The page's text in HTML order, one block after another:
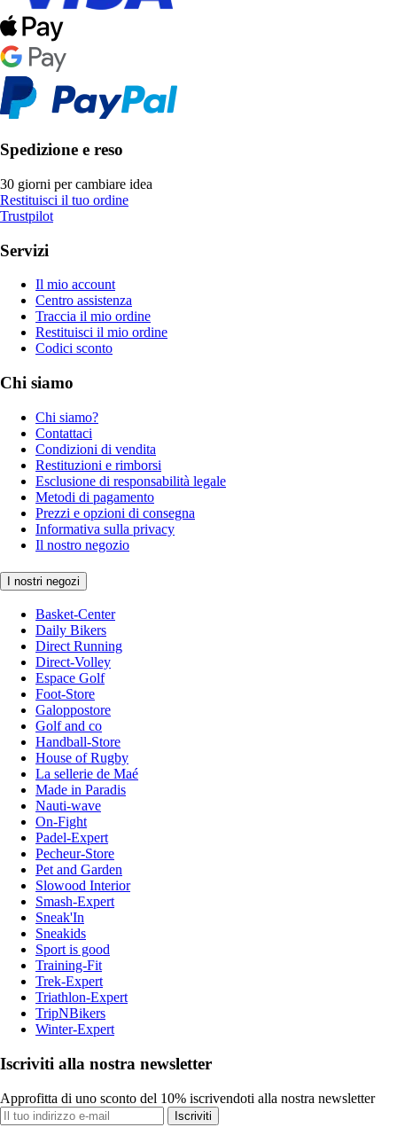
Spedizione e reso
30 giorni per cambiare idea
Restituisci il tuo ordine
Trustpilot
Servizi
Il mio account
Centro assistenza
Traccia il mio ordine
Restituisci il mio ordine
Codici sconto
Chi siamo
Chi siamo?
Contattaci
Condizioni di vendita
Restituzioni e rimborsi
Esclusione di responsabilità legale
Metodi di pagamento
Prezzi e opzioni di consegna
Informativa sulla privacy
Il nostro negozio
I nostri negozi
Basket-Center
Daily Bikers
Direct Running
Direct-Volley
Espace Golf
Foot-Store
Galoppostore
Golf and co
Handball-Store
House of Rugby
La sellerie de Maé
Made in Paradis
Nauti-wave
On-Fight
Padel-Expert
Pecheur-Store
Pet and Garden
Slowood Interior
Smash-Expert
Sneak'In
Sneakids
Sport is good
Training-Fit
Trek-Expert
Triathlon-Expert
TripNBikers
Winter-Expert
Iscriviti alla nostra newsletter
Approfitta di uno sconto del 10% iscrivendoti alla nostra newsletter
Iscriviti